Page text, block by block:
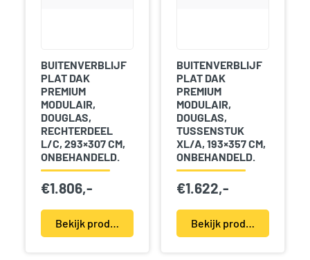
BUITENVERBLIJF
PLAT DAK
PREMIUM
MODULAIR,
DOUGLAS,
RECHTERDEEL
L/C, 293×307 CM,
ONBEHANDELD.
€1.806,-
Bekijk product(en)
BUITENVERBLIJF
PLAT DAK
PREMIUM
MODULAIR,
DOUGLAS,
TUSSENSTUK
XL/A, 193×357 CM,
ONBEHANDELD.
€1.622,-
Bekijk product(en)